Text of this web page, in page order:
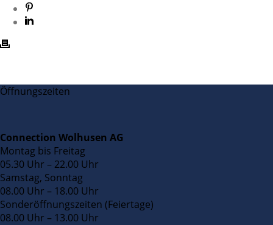
Öffnungszeiten
Connection Wolhusen AG
Montag bis Freitag
05.30 Uhr – 22.00 Uhr
Samstag, Sonntag
08.00 Uhr – 18.00 Uhr
Sonderöffnungszeiten (Feiertage)
08.00 Uhr – 13.00 Uhr